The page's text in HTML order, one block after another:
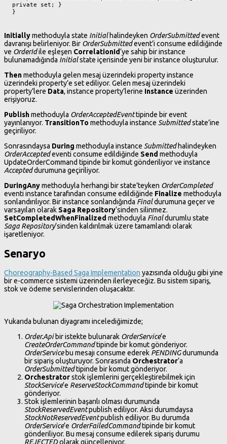
private set; }
}
Initiallymethoduyla state Initialhalindeyken OrderSubmittedevent
davranışı belirleniyor. Bir OrderSubmittedevent’i consume edildiğinde
ve OrderIdile eşleşen CorrelationId‘ye sahip bir instance
bulunamadığında Initialstate içerisinde yeni bir instance oluşturulur.
Thenmethoduyla gelen mesaj üzerindeki property instance
üzerindeki property’e set ediliyor. Gelen mesaj üzerindeki
property’lere Data, instance property’lerine Instance üzerinden
erişiyoruz.
Publishmethoduyla OrderAcceptedEventtipinde bir event
yayınlanıyor. TransitionTo methoduyla instance Submittedstate’ine
geçiriliyor.
Sonrasındaysa During methoduyla instance Submittedhalindeyken
OrderAcceptedeventi consume edildiğinde Send methoduyla
UpdateOrderCommand tipinde bir komut gönderiliyor ve instance
Accepteddurumuna geçiriliyor.
DuringAnymethoduyla herhangi bir state’teyken OrderCompleted
eventi instance tarafından consume edildiğinde Finalize methoduyla
sonlandırılıyor. Bir instance sonlandığında Finaldurumuna geçer ve
varsayılan olarak Saga Repository‘sinden silinmez.
SetCompletedWhenFinalized methoduyla Finaldurumlu state
Saga Repository‘sinden kaldırılmak üzere tamamlandı olarak
işaretleniyor.
Senaryo
Choreography-Based Saga Implementation yazısında olduğu gibi yine
bir e-commerce sistemi üzerinden ilerleyeceğiz. Bu sistem sipariş,
stok ve ödeme servislerinden oluşacaktır.
Yukarıda bulunan diyagramı incelediğimizde;
Order.Apibir istekte bulunarak OrderService‘e
CreateOrderCommandtipinde bir komut gönderiyor.
OrderServicebu mesajı consume ederek PENDINGdurumunda
bir sipariş oluşturuyor. Sonrasında Orchestrator‘a
OrderSubmittedtipinde bir komut gönderiyor.
Orchestratorstok işlemlerini gerçekleştirebilmek için
StockService‘e ReserveStockCommandtipinde bir komut
gönderiyor.
Stok işlemlerinin başarılı olması durumunda
StockReservedEventpublish ediliyor. Aksi durumdaysa
StockNotReservedEventpublish ediliyor. Bu durumda
OrderService‘e OrderFailedCommandtipinde bir komut
gönderiliyor. Bu mesaj consume edilerek sipariş durumu
REJECTEDolarak güncelleniyor.